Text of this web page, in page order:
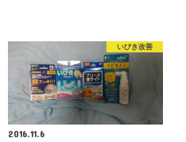
いびき改善
2016.11.6